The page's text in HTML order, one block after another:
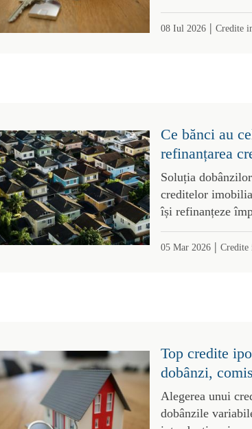
08 Iul 2026| Credite
Ce bănci au
refinanțarea
Soluția
creditelor
își refinanțeze
05 Mar 2026| Credite
Top credite
dobânzi,
Alegerea unui
dobânzile